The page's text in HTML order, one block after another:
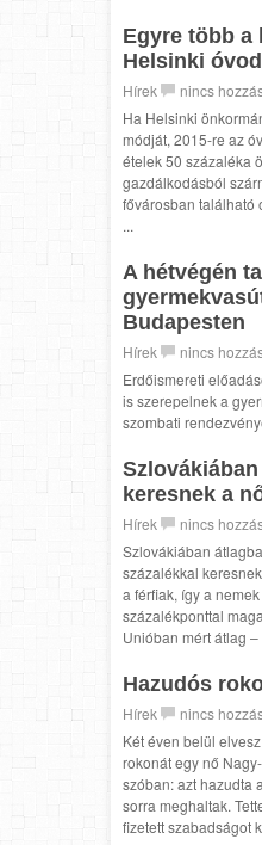
Egyre több a
Helsinki
Hírek
nincs
Ha Helsinki
módját, 2015-re az
ételek 50 százaléka
gazdálkodásból
fővárosban található
...
A hétvégén
Budapesten
Hírek
nincs
Erdőismereti
is szerepelnek a
szombati
keresnek a
Hírek
nincs
Szlovákiában
százalékkal
a férfiak, így a
százalékponttal
Unióban mért átlag –
Hazudós
Hírek
nincs
Két éven belül
rokonát egy nő
szóban: azt hazudta
sorra meghaltak.
fizetett szabadságot